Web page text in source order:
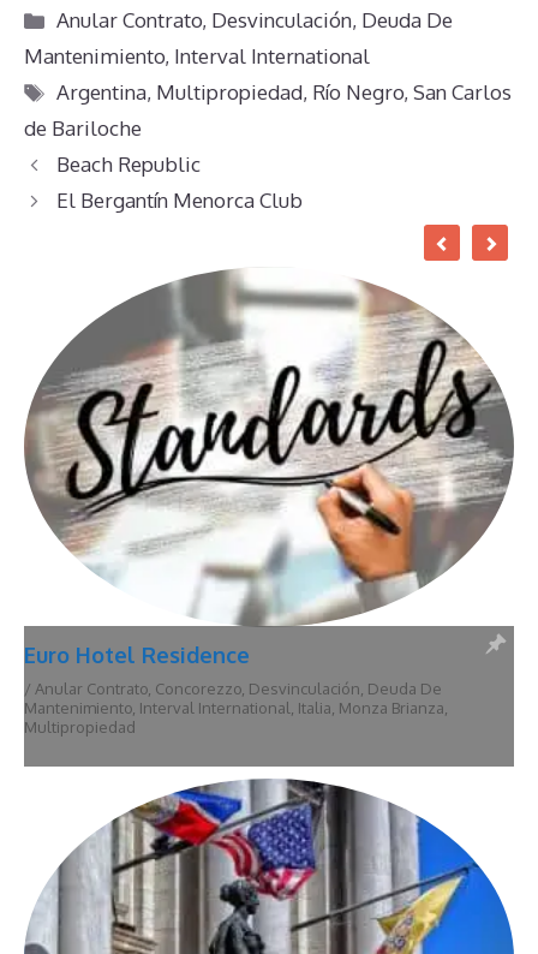
Categorías
Anular Contrato, Desvinculación, Deuda De
Mantenimiento, Interval International
Etiquetas
Argentina, Multipropiedad, Río Negro,San Carlos
de Bariloche
Beach Republic
El Bergantín Menorca Club
Euro Hotel Residence
/ Anular Contrato, Concorezzo, Desvinculación, Deuda De
Mantenimiento, Interval International, Italia, Monza Brianza,
Multipropiedad